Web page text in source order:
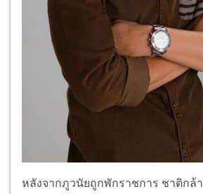
หลังจากภูวนัยถูกพักราชการ ชาติกล้